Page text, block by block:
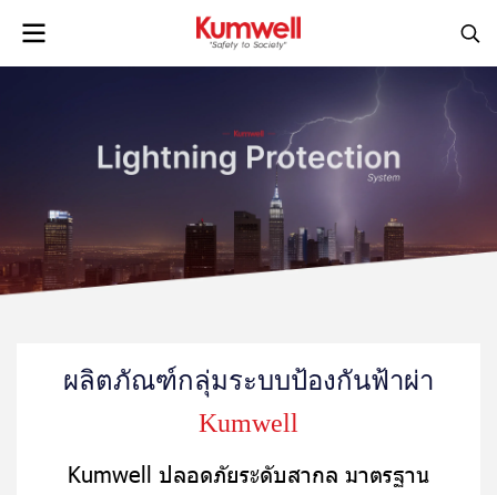
ผลิตภัณฑ์กลุ่มระบบป้องกันฟ้าผ่า
Kumwell
Kumwell ปลอดภัยระดับสากล มาตรฐาน